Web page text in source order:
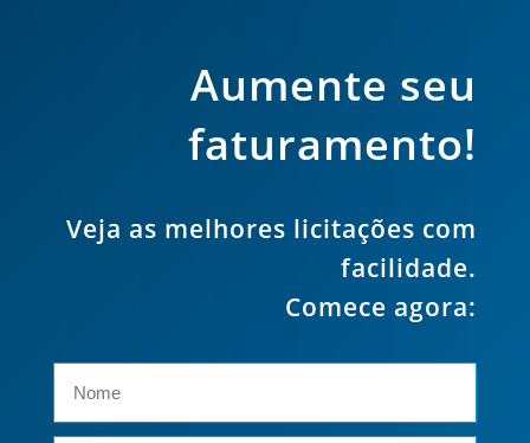
Aumente seu
faturamento!
Veja as melhores licitações com
facilidade.
Comece agora: